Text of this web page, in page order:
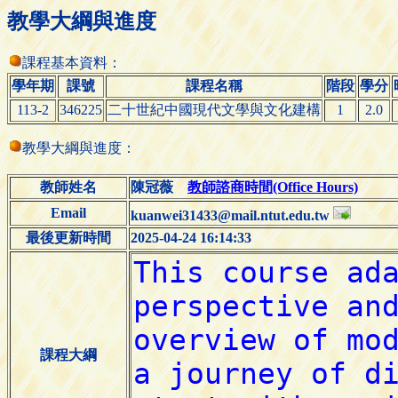
教學大綱與進度
課程基本資料：
學年期
課號 課程名稱 階段 學分
113-2
346225 二十世紀中國現代文學與文化建構 1 2.0
教學大綱與進度：
教師姓名 陳冠薇教師諮商時間(Office Hours)
Email
kuanwei31433@mail.ntut.edu.tw
最後更新時間
2025-04-24 16:14:33
課程大綱